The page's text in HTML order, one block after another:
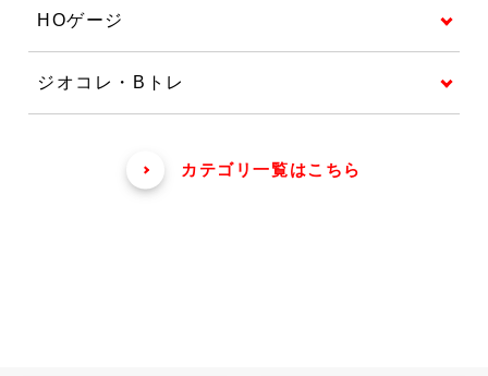
HOゲージ
ジオコレ・Bトレ
カテゴリ一覧はこちら